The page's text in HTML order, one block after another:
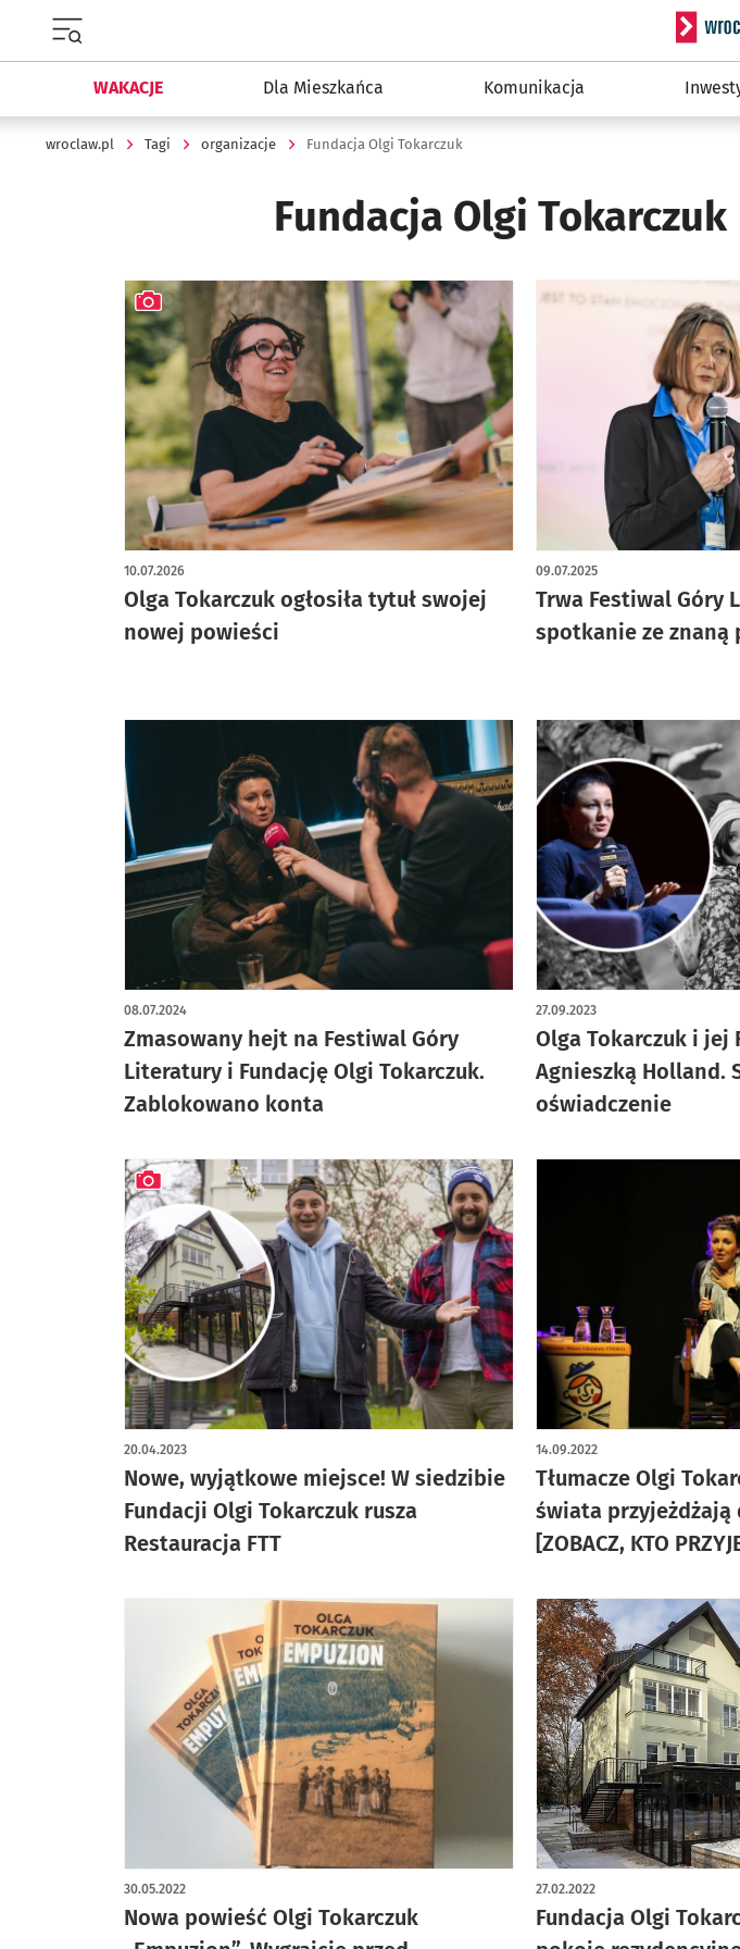
WAKACJE Dla Mieszkańca Komunikacja
wroclaw.pl Tagi organizacje Fundacja Olgi Tokarczuk
Fundacja Olgi Tokarczuk
Olga Tokarczuk ogłosiła tytuł swojej
nowej powieści
10.07.2026
artykuł z galerią zdjęć
Trwa Festiwal Góry
spotkanie ze znaną
09.07.2025
Zmasowany hejt na Festiwal Góry
Literatury i Fundację Olgi Tokarczuk.
Zablokowano konta
08.07.2024
Olga Tokarczuk i jej
Agnieszką Holland.
oświadczenie
27.09.2023
Nowe, wyjątkowe miejsce! W siedzibie
Fundacji Olgi Tokarczuk rusza
Restauracja FTT
20.04.2023
artykuł z galerią zdjęć
Tłumacze Olgi
świata przyjeżdżają
[ZOBACZ, KTO
14.09.2022
Nowa powieść Olgi Tokarczuk
30.05.2022
Fundacja Olgi
27.02.2022